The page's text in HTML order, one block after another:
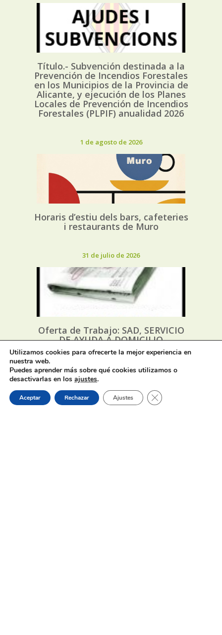
Título.- Subvención destinada a la
Prevención de Incendios Forestales
en los Municipios de la Provincia de
Alicante, y ejecución de los Planes
Locales de Prevención de Incendios
Forestales (PLPIF) anualidad 2026
1 de agosto de 2026
Horaris d’estiu dels bars, cafeteries
i restaurants de Muro
31 de julio de 2026
Oferta de Trabajo: SAD, SERVICIO
DE AYUDA A DOMICILIO
31 de julio de 2026
Utilizamos cookies para ofrecerte la mejor experiencia en
nuestra web.
Puedes aprender más sobre qué cookies utilizamos o
desactivarlas en los ajustes.
Aceptar Rechazar Ajustes Cerrar el banner de